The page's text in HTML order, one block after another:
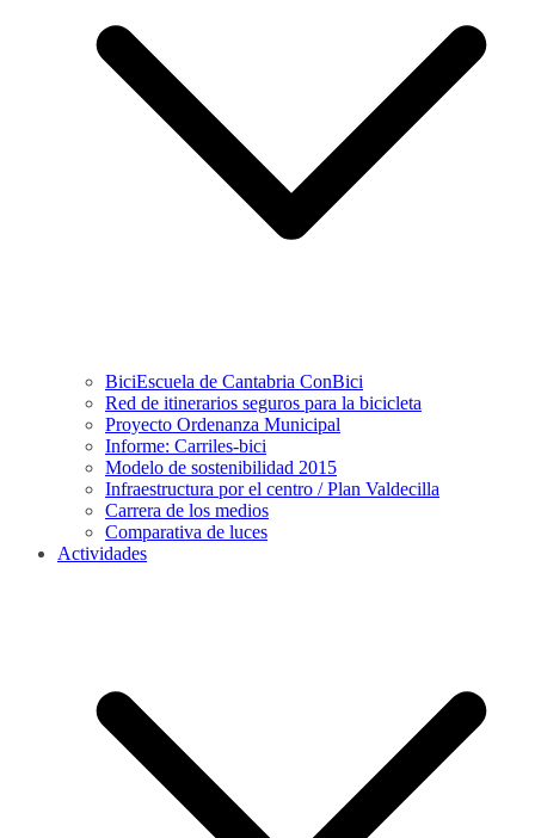
BiciEscuela de Cantabria ConBici
Red de itinerarios seguros para la bicicleta
Proyecto Ordenanza Municipal
Informe: Carriles-bici
Modelo de sostenibilidad 2015
Infraestructura por el centro / Plan Valdecilla
Carrera de los medios
Comparativa de luces
Actividades